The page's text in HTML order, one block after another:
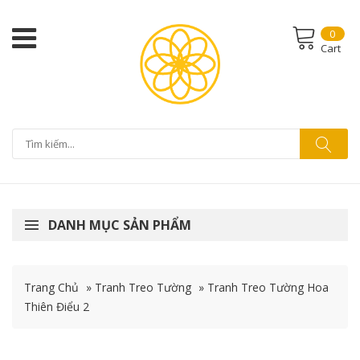
0
Cart
DANH MỤC SẢN PHẨM
Trang Chủ » Tranh Treo Tường » Tranh Treo Tường Hoa
Thiên Điểu 2